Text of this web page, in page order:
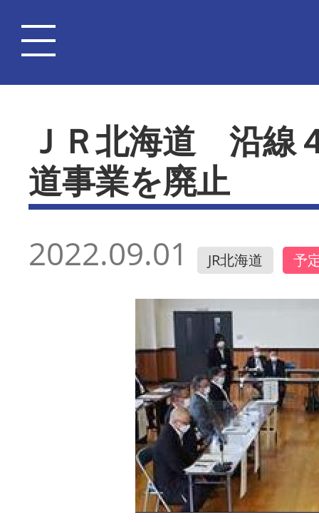
ＪＲ北海道 沿線
道事業を廃止
2022.09.01 JR北海道 予